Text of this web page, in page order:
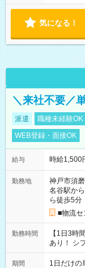
気になる！
＼来社不要／
派遣 職種未経験OK
WEB登録・面接OK
給与 時給1,500
勤務地
神戸市須
名谷駅か
ら徒歩5分
■物流
勤務時間
【1日3時
あり！ シ
▼18:00～
期間 1日だけ